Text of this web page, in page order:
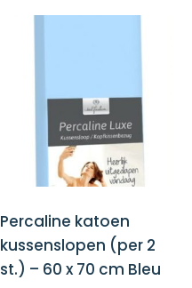
Percaline katoen
kussenslopen (per 2
st.) – 60 x 70 cm Bleu